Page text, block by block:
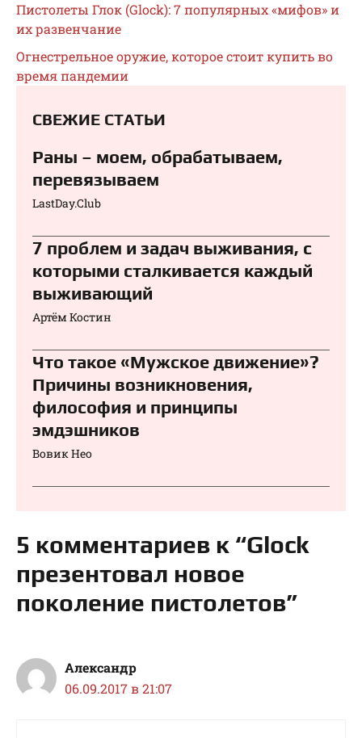
Пистолеты Глок (Glock): 7 популярных «мифов» и
их развенчание
Огнестрельное оружие, которое стоит купить во
время пандемии
СВЕЖИЕ СТАТЬИ
Раны – моем, обрабатываем,
перевязываем⁠⁠
LastDay.Club
7 проблем и задач выживания, с
которыми сталкивается каждый
выживающий
Артём Костин
Что такое «Мужское движение»?
Причины возникновения,
философия и принципы
эмдэшников
Вовик Нео
5 комментариев к “Glock
презентовал новое
поколение пистолетов”
Александр
06.09.2017 в 21:07